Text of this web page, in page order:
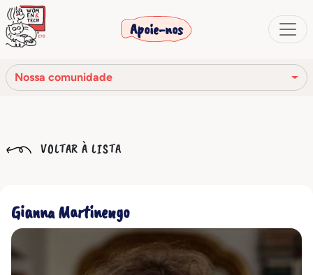
Apoie-nos
Nossa comunidade
Código de Ética
Nossa rede
VOLTAR À LISTA
Gianna Martinengo